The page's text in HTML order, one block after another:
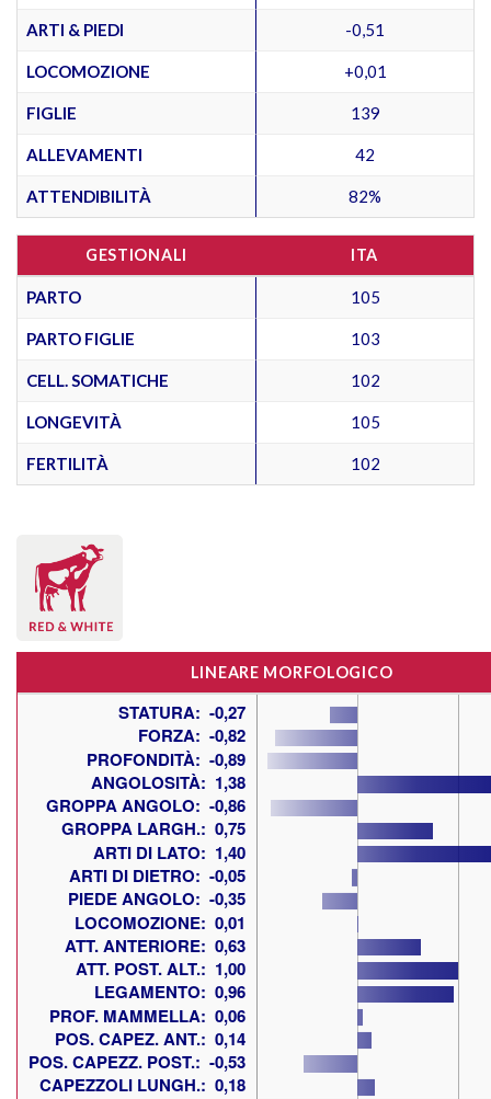
ARTI & PIEDI -0,51
LOCOMOZIONE +0,01
FIGLIE 139
ALLEVAMENTI 42
ATTENDIBILITÀ 82%
GESTIONALI ITA
PARTO 105
PARTO FIGLIE 103
CELL. SOMATICHE 102
LONGEVITÀ 105
FERTILITÀ 102
LINEARE MORFOLOGICO